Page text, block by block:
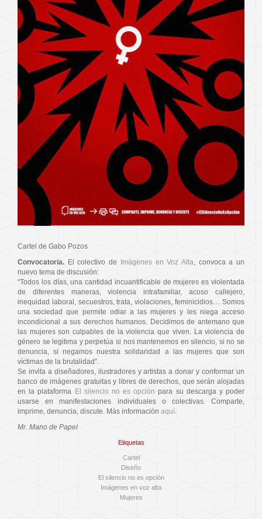
Cartel de Gabo Pozos
Convocatoria. El colectivo de Imágenes en Voz Alta , convoca a un
nuevo tema de discusión:
“Todos los días, una cantidad incuantificable de mujeres es violentada
de diferentes maneras, violencia intrafamiliar, acoso callejero,
inequidad laboral, secuestros, trata, violaciones, feminicidios… Somos
una sociedad que permite odiar a las mujeres y les niega acceso
incondicional a sus derechos humanos. Decidimos de antemano que
las mujeres son culpables de la violencia que viven. La violencia de
género se legitima y perpetúa si nos mantenemos en silencio, si no se
denuncia, si negamos nuestra solidaridad a las mujeres que son
víctimas de la brutalidad”.
Se invita a diseñadores, ilustradores y artistas a donar y conformar un
banco de imágenes gratuitas y libres de derechos, que serán alojadas
en la plataforma
El silencio no es opción para su descarga y poder
usarse en manifestaciones individuales o colectivas. Comparte,
imprime, denuncia, discute. Más información aquí
Mr. Mano de Papel
Etiquetas
Cartel
Diseño
El silencio no es opción
Imágenes en voz alta
Mujeres